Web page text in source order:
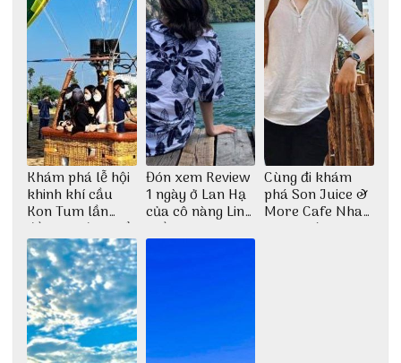
Khám phá lễ hội
khinh khí cầu
Kon Tum lần
đầu tiên được tổ
chức
Đón xem Review
1 ngày ở Lan Hạ
của cô nàng Linh
Trần
Cùng đi khám
phá Son Juice &
More Cafe Nha
Trang với anh